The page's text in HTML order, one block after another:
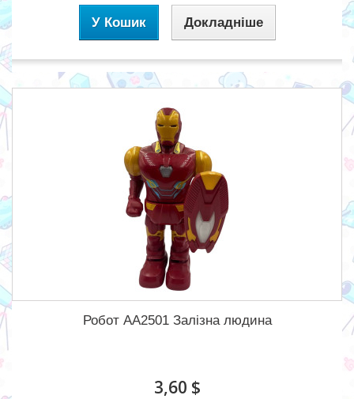
У Кошик Докладніше
Робот AA2501 Залізна людина
3,60 $